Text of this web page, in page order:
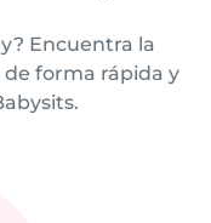
Encuentra la
forma rápida y